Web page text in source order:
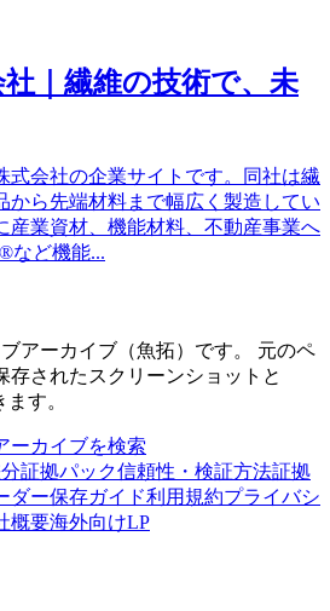
｜繊維の技術で、未
式会社の企業サイトです。同社は繊
から先端材料まで幅広く製造してい
産業資材、機能材料、不動産事業へ
など機能...
アーカイブ（魚拓）です。
元のペ
存されたスクリーンショットと
す。
ーカイブを検索
証拠パック信頼性・検証方法証拠
ダー保存ガイド利用規約プライバシ
概要海外向けLP